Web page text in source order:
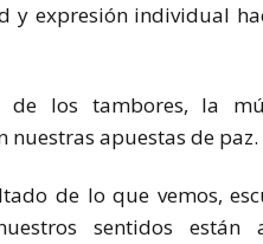
y expresión individual
de los tambores, la
nuestras apuestas de paz.
de lo que vemos,
sentidos